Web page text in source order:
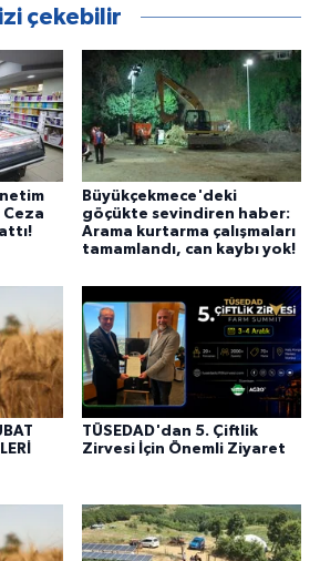
çekebilir
Ceza
Büyükçekmece'deki
göçükte sevindiren haber:
Arama kurtarma çalışmaları
tamamlandı, can kaybı yok!
TÜSEDAD'dan 5. Çiftlik
Zirvesi İçin Önemli Ziyaret